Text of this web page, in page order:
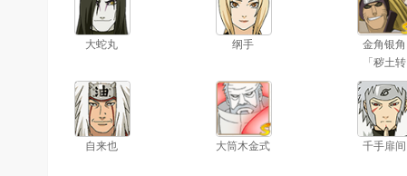
大蛇丸 纲手
金角银角
「秽土转
生」
自来也 大筒木金式 千手扉间